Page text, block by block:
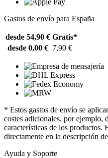
Gastos de envío para España
desde 54,90 € Gratis*
desde 0,00 € 7,90 €
* Estos gastos de envío se
costes adicionales, por ejemplo,
características de los productos.
directamente en la descripción
Ayuda y Soporte